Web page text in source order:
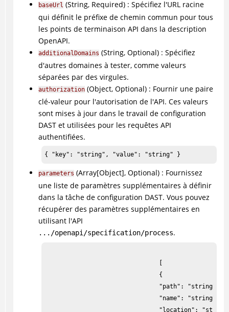
baseUrl(String, Required) : Spécifiez l'URL racine
qui définit le préfixe de chemin commun pour tous
les points de terminaison API dans la description
OpenAPI.
additionalDomains (String, Optional) : Spécifiez
d'autres domaines à tester, comme valeurs
séparées par des virgules.
authorization(Object, Optional) : Fournir une paire
clé-valeur pour l'autorisation de l'API. Ces valeurs
sont mises à jour dans le travail de configuration
DAST et utilisées pour les requêtes API
authentifiées.
{ "key": "string", "value": "string" }
parameters (Array[Object], Optional) : Fournissez
une liste de paramètres supplémentaires à définir
dans la tâche de configuration DAST. Vous pouvez
récupérer des paramètres supplémentaires en
utilisant l'API
.../openapi/specification/process.
                                [
                                {
                                "path": "string",
                                "name": "string",
"location":